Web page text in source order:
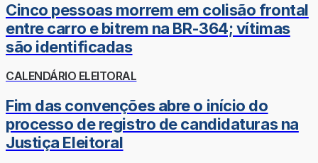
Cinco pessoas morrem em colisão frontal
entre carro e bitrem na BR-364; vítimas
são identificadas
CALENDÁRIO ELEITORAL
Fim das convenções abre o início do
processo de registro de candidaturas na
Justiça Eleitoral